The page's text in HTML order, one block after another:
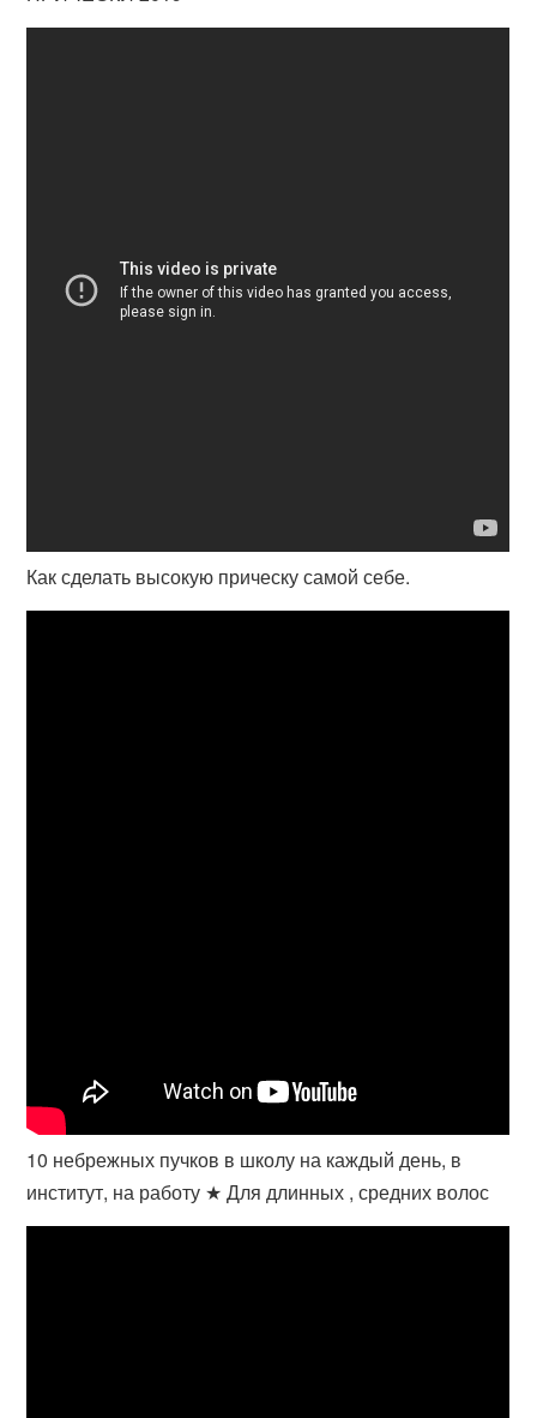
Как сделать высокую прическу самой себе.
10 небрежных пучков в школу на каждый день, в
институт, на работу ★ Для длинных , средних волос